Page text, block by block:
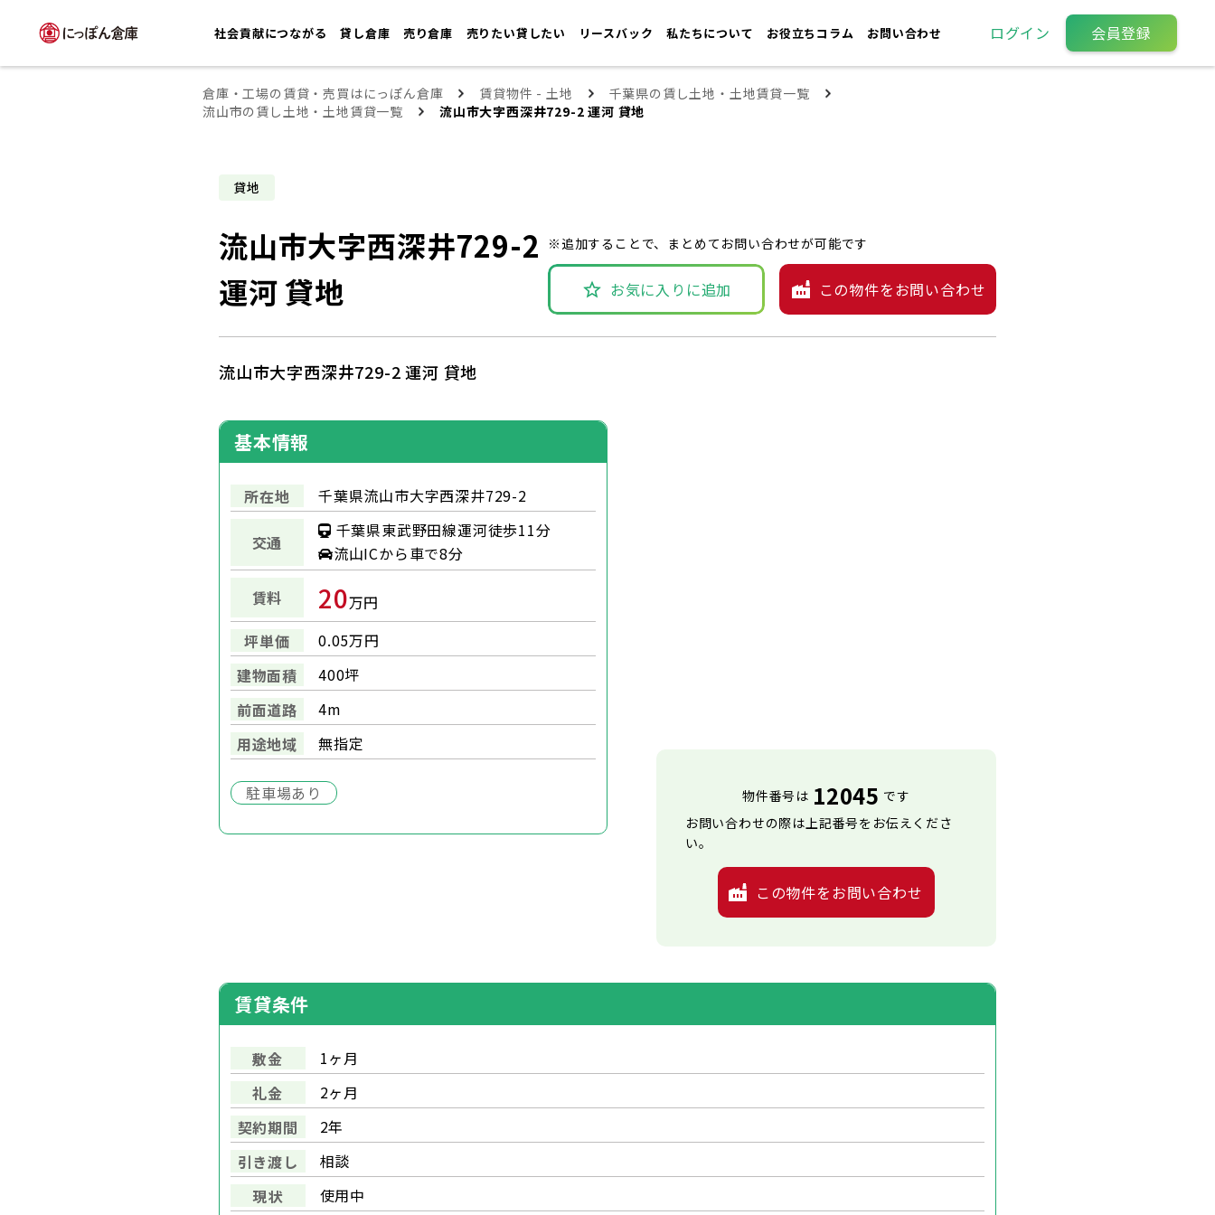
社会貢献につながる 貸し倉庫 売り倉庫 売りたい貸したい リースバック 私たちについて お役立ちコラム お問い合わせ ログイン 会員登録
倉庫・工場の賃貸・売買はにっぽん倉庫 賃貸物件 - 土地
千葉県の賃し土地・土地賃貸一覧
流山市の賃し土地・土地賃貸一覧
流山市大字西深井729-2 運河 貸地
貸地
流山市大字西深井729-2
運河 貸地
※追加することで、まとめてお問い合わせが可能です
お気に入りに追加 この物件をお問い合わせ
流山市大字西深井729-2 運河 貸地
基本情報
所在地 千葉県流山市大字西深井729-2
交通
千葉県東武野田線運河徒歩11分
流山ICから車で8分
賃料 20万円
坪単価
0.05万円
建物面積
400坪
前面道路
4m
用途地域
無指定
駐車場あり 物件番号は 12045 です
お問い合わせの際は上記番号をお伝えくださ
い。
この物件をお問い合わせ
賃貸条件
敷金
1ヶ月
礼金
2ヶ月
契約期間
2年
引き渡し
相談
現状
使用中